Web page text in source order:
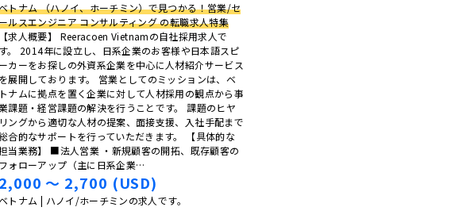
トナム （ハノイ、ホーチミン）で見つかる！営業/セ
ルスエンジニア コンサルティング の転職求人特集
【求人概要】 Reeracoen Vietnamの自社採用求人で
す。 2014年に設立し、日系企業のお客様や日本語スピ
ーカーをお探しの外資系企業を中心に人材紹介サービス
を展開しております。 営業としてのミッションは、ベ
トナムに拠点を置く企業に対して人材採用の観点から事
課題・経営課題の解決を行うことです。 課題のヒヤ
リングから適切な人材の提案、面接支援、入社手配まで
合的なサポートを行っていただきます。 【具体的な
当業務】 ■法人営業 ・新規顧客の開拓、既存顧客の
フォローアップ（主に日系企業…
2,000 〜 2,700 (USD)
トナム | ハノイ/ホーチミンの求人です。